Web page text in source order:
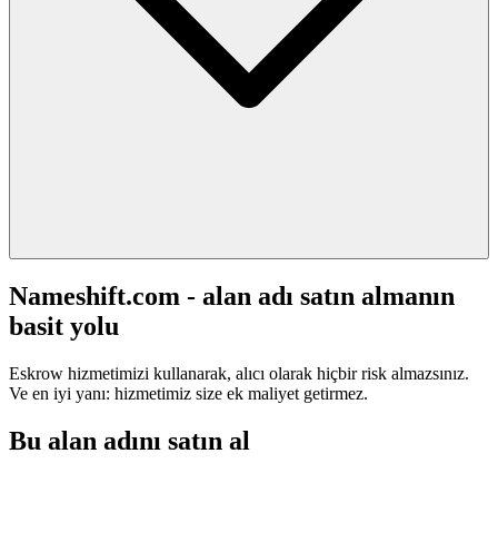
Nameshift.com - alan adı satın almanın
basit yolu
Eskrow hizmetimizi kullanarak, alıcı olarak hiçbir risk almazsınız.
Ve en iyi yanı: hizmetimiz size ek maliyet getirmez.
Bu alan adını satın al